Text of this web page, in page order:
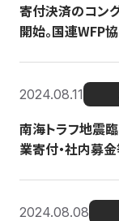
寄付決済のコン
開始。国連WFP
2024.08.11
南海トラフ地震
業寄付・社内募
2024.08.08